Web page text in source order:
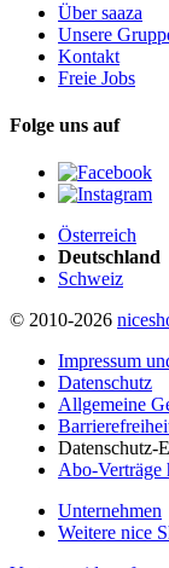
Über saaza
Unsere
Kontakt
Freie Jobs
Folge uns auf
Österreich
Deutschland
Schweiz
© 2010-2026
Impressum
Datenschutz
Allgemeine
Datenschutz-
Abo-Verträge
Unternehmen
Weitere nice